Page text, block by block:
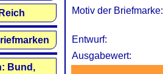
Motiv der Briefmarke:
Entwurf:
Ausgabewert:
Bund,